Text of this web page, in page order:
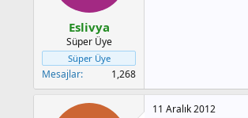
Eslivya
Süper Üye
Süper Üye
Mesajlar 1,268
11 Aralık 2012